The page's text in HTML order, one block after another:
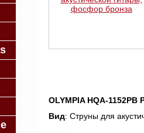
OLYMPIA HQA-
Вид: Струны для